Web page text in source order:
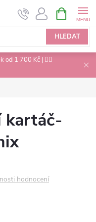
HLEDAT
NÁKUPNÍ
KOŠÍK
od 1 700 Kč | 💇‍♀️
kartáč-
hodnocení